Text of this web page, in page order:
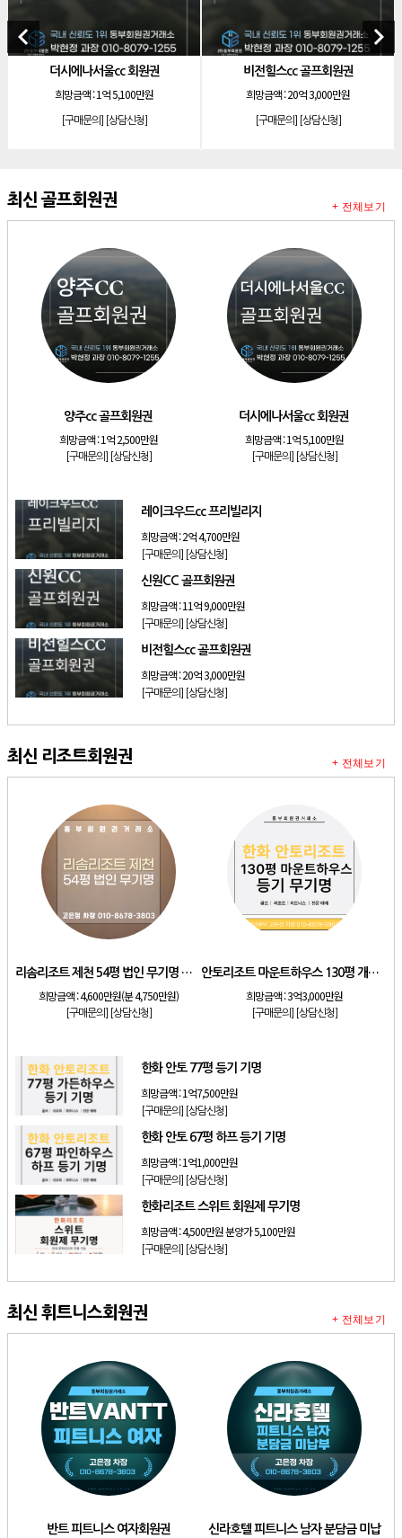
[리조트]
[리조트]소노호텔앤리조트 스위트 등기 무기명
소노호텔앤리조트 스위트 등기 기명
[리조트] 소노호텔앤리조트 패밀리 등기 무기명
[리조트]켄싱턴리조트 31평 등기 통합 회원권
빌라쥬드 아난티 기명 회원권
[리조트] 안토리조트 가든하우스 77평 등기 기명
[리조트] 소노호텔앤리조트 로얄 회원제 기명
[리조트] 소노호텔앤리조트 스위트 등기 기명
금호리조트 28평 등기 기명
더시에나서울cc 회원권
레이크우드cc 프리빌리지
keyboard_arrow_left
서울cc 회원권
1억 5,100만원
비전힐스cc 골프회원권
20억 3,000만원
소노호텔앤리
keyboard_arrow_right
최신 골프회원권
양주cc 골프회원권
희망금액 :1억 2,500만원
[구매문의] [상담신청]
더시에나서울cc 회원권
희망금액 :1억 5,100만원
[구매문의] [상담신청]
레이크우드cc 프리빌리지
희망금액 :2억 4,700만원
[구매문의] [상담신청]
신원CC 골프회원권
희망금액 :11억 9,000만원
[구매문의] [상담신청]
비전힐스cc 골프회원권
희망금액 :20억 3,000만원
[구매문의] [상담신청]
+ 전체보기
최신 리조트회원권
리솜리조트 제천 54평 법인 무기명 회원제
희망금액 :4,600만원(분 4,750만원)
[구매문의] [상담신청]
안토리조트 마운트하우스 130평 개인 기명
희망금액 :3억3,000만원
[구매문의] [상담신청]
한화 안토 77평 등기 기명
희망금액 :1억7,500만원
[구매문의] [상담신청]
한화 안토 67평 하프 등기 기명
희망금액 :1억1,000만원
[구매문의] [상담신청]
한화리조트 스위트 회원제 무기명
희망금액 :4,500만원 분양가 5,100만원
[구매문의] [상담신청]
+ 전체보기
최신 휘트니스회원권
반트 피트니스 여자회원권 신라호텔 피트니스 남자 분담금 미납
+ 전체보기